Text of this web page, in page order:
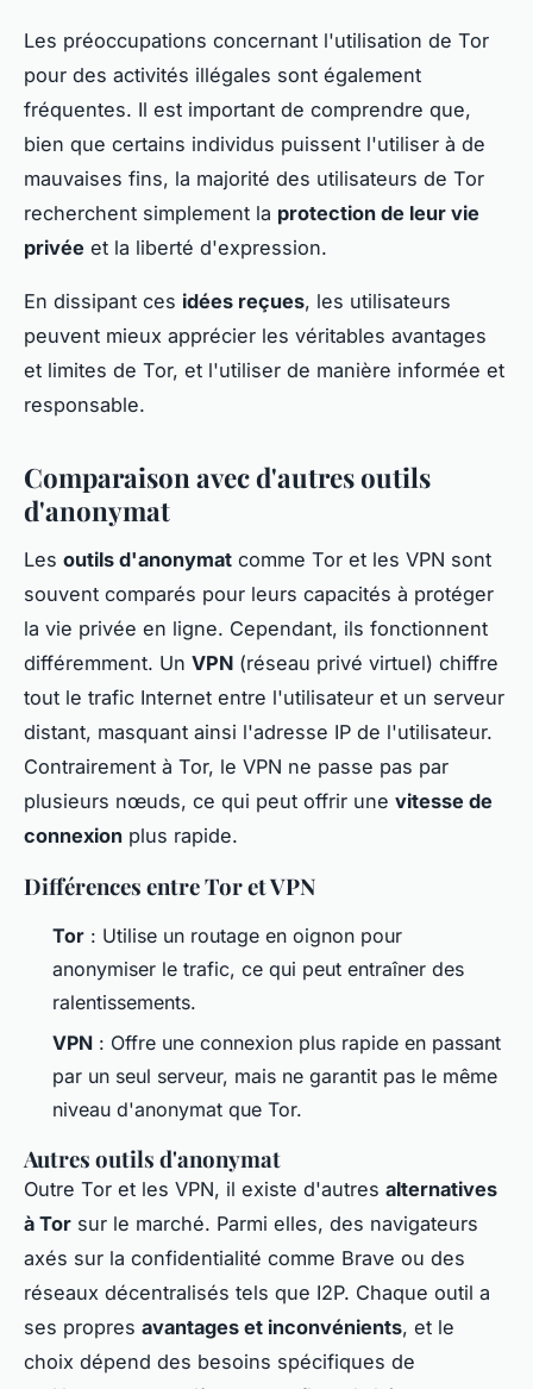
Les préoccupations concernant l'utilisation de Tor
pour des activités illégales sont également
fréquentes. Il est important de comprendre que,
bien que certains individus puissent l'utiliser à de
mauvaises fins, la majorité des utilisateurs de Tor
recherchent simplement la protection de leur vie
privée et la liberté d'expression.
En dissipant ces idées reçues, les utilisateurs
peuvent mieux apprécier les véritables avantages
et limites de Tor, et l'utiliser de manière informée et
responsable.
Comparaison avec d'autres outils
d'anonymat
Les outils d'anonymat comme Tor et les VPN sont
souvent comparés pour leurs capacités à protéger
la vie privée en ligne. Cependant, ils fonctionnent
différemment. Un VPN (réseau privé virtuel) chiffre
tout le trafic Internet entre l'utilisateur et un serveur
distant, masquant ainsi l'adresse IP de l'utilisateur.
Contrairement à Tor, le VPN ne passe pas par
plusieurs nœuds, ce qui peut offrir une vitesse de
connexion plus rapide.
Différences entre Tor et VPN
Tor : Utilise un routage en oignon pour
anonymiser le trafic, ce qui peut entraîner des
ralentissements.
VPN : Offre une connexion plus rapide en passant
par un seul serveur, mais ne garantit pas le même
niveau d'anonymat que Tor.
Autres outils d'anonymat
Outre Tor et les VPN, il existe d'autres alternatives
à Tor sur le marché. Parmi elles, des navigateurs
axés sur la confidentialité comme Brave ou des
réseaux décentralisés tels que I2P. Chaque outil a
ses propres avantages et inconvénients, et le
choix dépend des besoins spécifiques de